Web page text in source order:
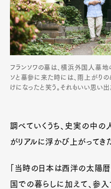
フランソワの墓は、横浜外国人墓
ソと墓参に来た時には、雨上がり
けになったと笑う。それもいい思い出
調べていくうち、史実の中
がリアルに浮かび上がってきた
「当時の日本は西洋の太陽
国での暮らしに加えて、参